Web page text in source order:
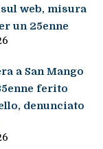
web, misura
un 25enne
a San Mango
ferito
denunciato